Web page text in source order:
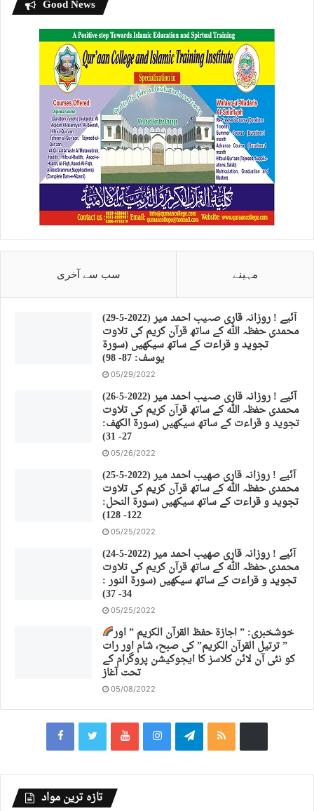
Good News
سب سے آخری مہینے
(29-5-2022) آئیے ! روزانہ قاری صہیب احمد میر
محمدی حفظہ اللہ کے ساتھ قرآن کریم کی تلاوت
تجوید و قراءت کے ساتھ سیکھیں (سورة
يوسف: 87- 98)
05/29/2022
(26-5-2022) آئیے ! روزانہ قاری صہیب احمد میر
محمدی حفظہ اللہ کے ساتھ قرآن کریم کی تلاوت
تجوید و قراءت کے ساتھ سیکھیں (سورة الكهف:
27- 31)
05/26/2022
(25-5-2022) آئیے ! روزانہ قاری صهیب احمد میر
محمدی حفظہ اللہ کے ساتھ قرآن کریم کی تلاوت
تجوید و قراءت کے ساتھ سیکھیں (سورة النحل:
122- 128)
05/25/2022
(24-5-2022) آئیے ! روزانہ قاری صهیب احمد میر
محمدی حفظہ اللہ کے ساتھ قرآن کریم کی تلاوت
تجوید و قراءت کے ساتھ سیکھیں (سورة النور :
34- 37)
05/25/2022
خوشخبری: ” اجازة حفظ القرآن الكريم ” اور
” ترتیل القرآن الكريم” کی صبح، شام اور رات
کو نئی آن لائن کلاسز کا ایجوکیشن پروگرام کے
تحت آغاز
05/08/2022
تازہ ترین مواد